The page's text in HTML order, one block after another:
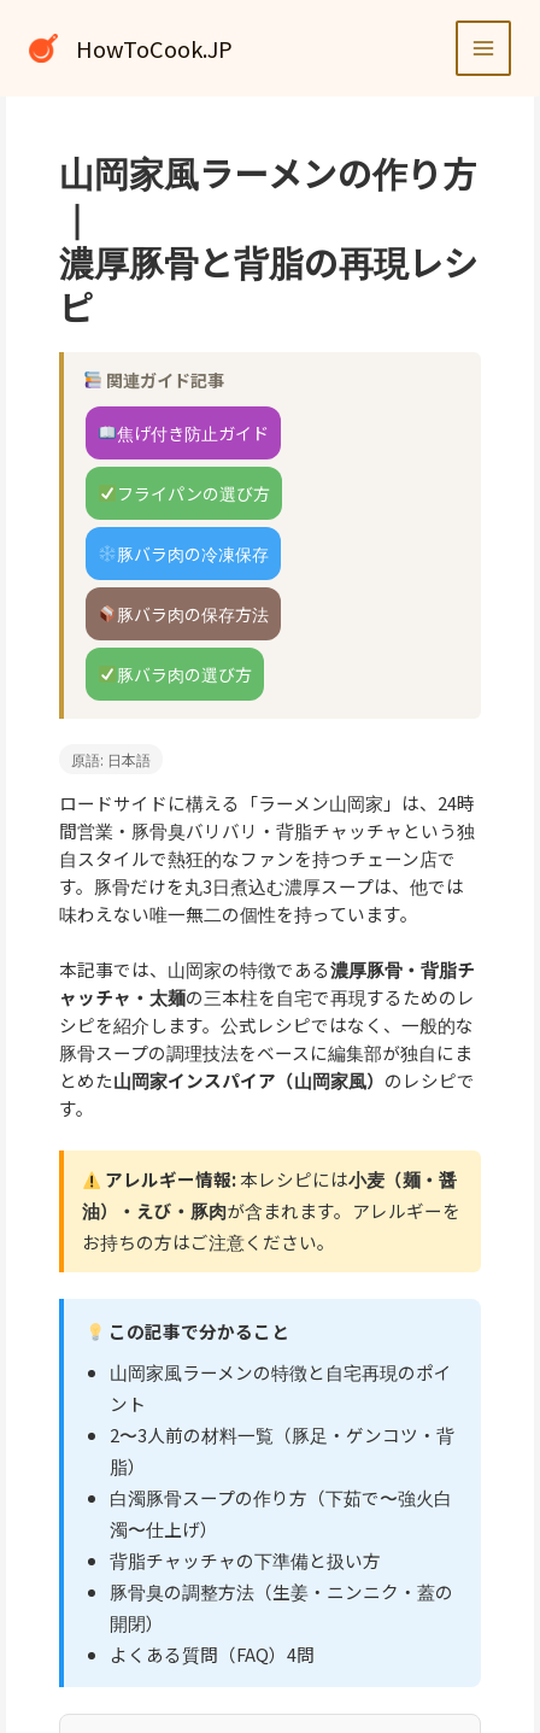
HowToCook.JP
山岡家風ラーメンの作り方
｜
濃厚豚骨と背脂の再現レシ
ピ
関連ガイド記事
焦げ付き防止ガイド
フライパンの選び方
豚バラ肉の冷凍保存
豚バラ肉の保存方法
豚バラ肉の選び方
原語: 日本語
ロードサイドに構える「ラーメン山岡家」は、24時
間営業・豚骨臭バリバリ・背脂チャッチャという独
自スタイルで熱狂的なファンを持つチェーン店で
す。豚骨だけを丸3日煮込む濃厚スープは、他では
味わえない唯一無二の個性を持っています。
本記事では、山岡家の特徴である濃厚豚骨・背脂チ
ャッチャ・太麺の三本柱を自宅で再現するためのレ
シピを紹介します。公式レシピではなく、一般的な
豚骨スープの調理技法をベースに編集部が独自にま
とめた山岡家インスパイア（山岡家風） のレシピで
す。
アレルギー情報:本レシピには小麦（麺・醤
油）・えび・豚肉が含まれます。アレルギーを
お持ちの方はご注意ください。
この記事で分かること
山岡家風ラーメンの特徴と自宅再現のポイ
ント
2〜3人前の材料一覧（豚足・ゲンコツ・背
脂）
白濁豚骨スープの作り方（下茹で〜強火白
濁〜仕上げ）
背脂チャッチャの下準備と扱い方
豚骨臭の調整方法（生姜・ニンニク・蓋の
開閉）
よくある質問（FAQ）4問